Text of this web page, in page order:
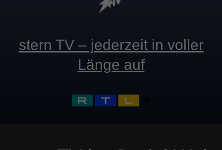
stern TV – jederzeit in voller
Länge auf